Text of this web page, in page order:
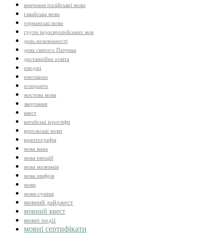
вивчення італійської мови
гавайська мова
германські мови
групи індоєвропейських мов
день незалежності
день святого Патрика
дистанційна освіта
емоджі
емотікони
есперанто
жестова мова
звертання
квест
китайські ієрогліфи
креольські мови
криптографія
мова вина
мова емоцій
мова малюнків
мова шифрів
мови
мови-суміші
мовний дайджест
мовний квест
мовні події
мовні сертифікати